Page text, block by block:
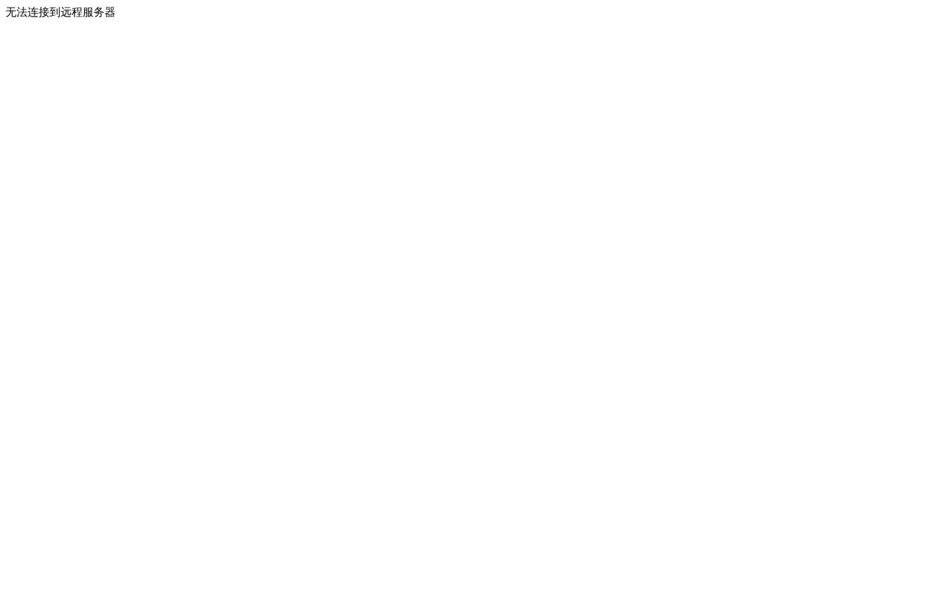
无法连接到远程服务器